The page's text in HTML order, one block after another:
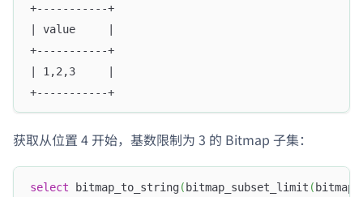
+-----------+
| value     |
+-----------+
| 1,2,3     |
+-----------+
获取从位置 4 开始，基数限制为 3 的 Bitmap 子集：
select bitmap_to_string( bitmap_subset_limit (